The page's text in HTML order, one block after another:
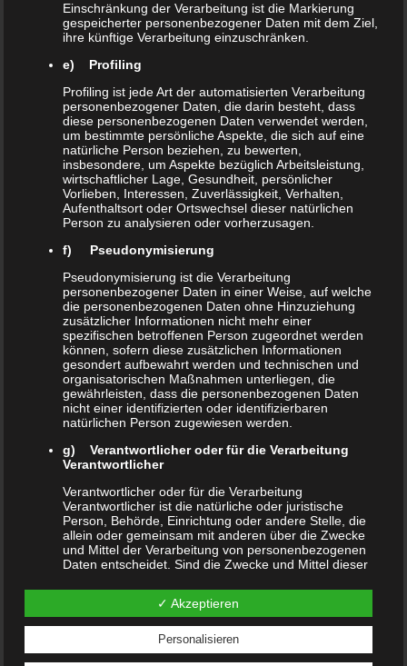
den Inhalte Kenntnis hat und es ihm technisch
möglich und zumutbar wäre, die Nutzung im
Falle rechtswidriger Inhalte zu verhindern.
Der Autor erklärt hiermit ausdrücklich, dass zum
Zeitpunkt der Linksetzung keine illegalen Inhalte
auf den zu verlinkenden Seiten erkennbar waren.
Auf die aktuelle und zukünftige Gestaltung, die
Inhalte oder die Urheberschaft der verlinkten /
verknüpften Seiten hat der Autor keinerlei
Einfluss. Deshalb distanziert er sich hiermit
ausdrücklich von allen Inhalten aller verlinkten /
verknüpften Seiten, die nach der Linksetzung
verändert wurden. Diese Feststellung gilt für alle
innerhalb des eigenen Internetangebotes
gesetzten Links und Verweise sowie für
Fremdeinträge in vom Autor eingerichteten
Linkverzeichnissen, Mailinglisten und in allen
anderen Formen von Datenbanken, auf deren
Inhalt externe Schreibzugriffe möglich sind. Für
illegale, fehlerhafte oder unvollständige Inhalte
und insbesondere für Schäden, die aus der
Nutzung oder Nichtnutzung solcherart
Einschränkung der Verarbeitung ist die Markierung
gespeicherter personenbezogener Daten mit dem Ziel,
ihre künftige Verarbeitung einzuschränken.
e) Profiling
Profiling ist jede Art der automatisierten Verarbeitung
personenbezogener Daten, die darin besteht, dass
diese personenbezogenen Daten verwendet werden,
um bestimmte persönliche Aspekte, die sich auf eine
natürliche Person beziehen, zu bewerten,
insbesondere, um Aspekte bezüglich Arbeitsleistung,
wirtschaftlicher Lage, Gesundheit, persönlicher
Vorlieben, Interessen, Zuverlässigkeit, Verhalten,
Aufenthaltsort oder Ortswechsel dieser natürlichen
Person zu analysieren oder vorherzusagen.
f) Pseudonymisierung
Pseudonymisierung ist die Verarbeitung
personenbezogener Daten in einer Weise, auf welche
die personenbezogenen Daten ohne Hinzuziehung
zusätzlicher Informationen nicht mehr einer
spezifischen betroffenen Person zugeordnet werden
können, sofern diese zusätzlichen Informationen
gesondert aufbewahrt werden und technischen und
organisatorischen Maßnahmen unterliegen, die
gewährleisten, dass die personenbezogenen Daten
nicht einer identifizierten oder identifizierbaren
natürlichen Person zugewiesen werden.
g) Verantwortlicher oder für die Verarbeitung
Verantwortlicher
Verantwortlicher oder für die Verarbeitung
Verantwortlicher ist die natürliche oder juristische
Person, Behörde, Einrichtung oder andere Stelle, die
allein oder gemeinsam mit anderen über die Zwecke
und Mittel der Verarbeitung von personenbezogenen
Daten entscheidet. Sind die Zwecke und Mittel dieser
der Mitgliedstaaten vorgegeben, so kann der
Verantwortliche beziehungsweise können die
Unionsrecht oder dem Recht der Mitgliedstaaten
vorgesehen werden.
✓ Akzeptieren
Personalisieren